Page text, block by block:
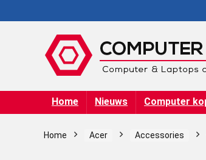
Home Nieuws Computer
Home Acer Accessories